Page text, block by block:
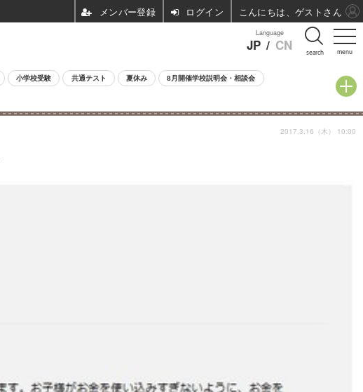
menu
Language
JP / CN search
小学校受験 共通テスト 夏休み 8月開催学校説明会・相談会
2017.3.16（木） 10:00
ログイン こんにちは、ゲストさん